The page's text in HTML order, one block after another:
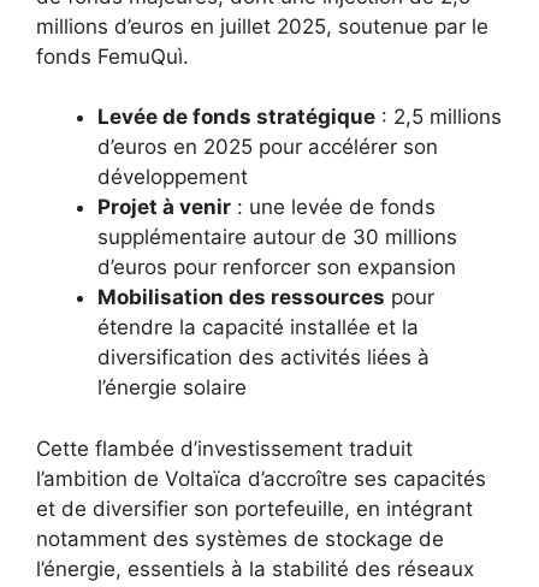
millions d’euros en juillet 2025, soutenue par le
fonds FemuQuì.
Levée de fonds stratégique : 2,5 millions
d’euros en 2025 pour accélérer son
développement
Projet à venir : une levée de fonds
supplémentaire autour de 30 millions
d’euros pour renforcer son expansion
Mobilisation des ressources pour
étendre la capacité installée et la
diversification des activités liées à
l’énergie solaire
Cette flambée d’investissement traduit
l’ambition de Voltaïca d’accroître ses capacités
et de diversifier son portefeuille, en intégrant
notamment des systèmes de stockage de
l’énergie, essentiels à la stabilité des réseaux